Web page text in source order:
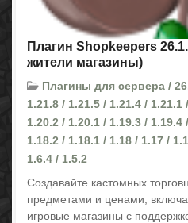
Плагин Shopkeepers
жители магазины)
Плагины для сервера /
1.21.8 / 1.21.5 / 1.21.4 / 1.21.1
1.20.2 / 1.20.1 / 1.19.3 / 1.19.4
1.18.2 / 1.18.1 / 1.18 / 1.17 /
1.6.4 / 1.5.2
Создавайте кастомных
предметами и ценами,
игровые магазины с